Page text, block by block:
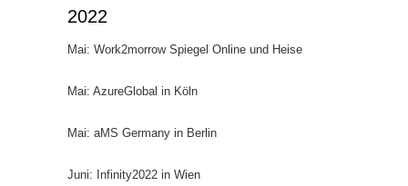
2022
Mai: Work2morrow Spiegel Online und Heise
Mai: AzureGlobal in Köln
Mai: aMS Germany in Berlin
Juni: Infinity2022 in Wien